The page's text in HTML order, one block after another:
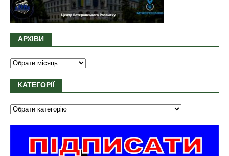
АРХІВИ
КАТЕГОРІЇ